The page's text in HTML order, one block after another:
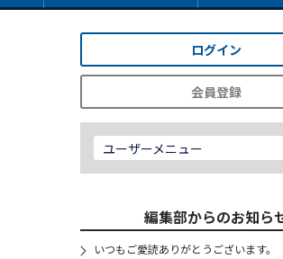
ログイン
会員登録
ユーザーメニュー
編集部からのお知ら
いつもご愛読ありがとうございます。